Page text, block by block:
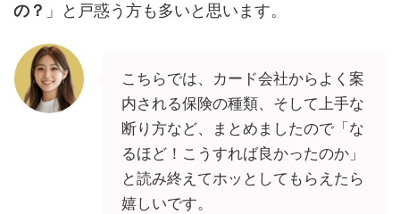
の？ 」と戸惑う方も多いと思います。
こちらでは、カード会社からよく案
内される保険の種類、そして上手な
断り方など、まとめましたので「な
るほど！こうすれば良かったのか」
と読み終えてホッとしてもらえたら
嬉しいです。